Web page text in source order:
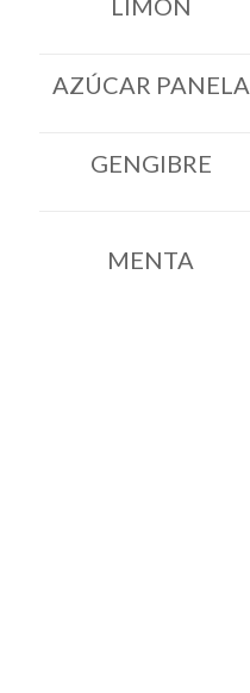
LIMÓN
AZÚCAR PANELA
GENGIBRE
MENTA